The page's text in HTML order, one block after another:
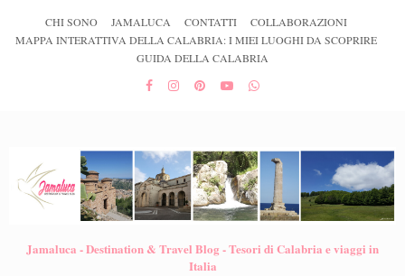
CHI SONO JAMALUCA CONTATTI
COLLABORAZIONI
MAPPA INTERATTIVA DELLA CALABRIA: I MIEI LUOGHI DA SCOPRIRE
GUIDA DELLA CALABRIA
Jamaluca - Destination & Travel Blog - Tesori di Calabria e viaggi in
Italia